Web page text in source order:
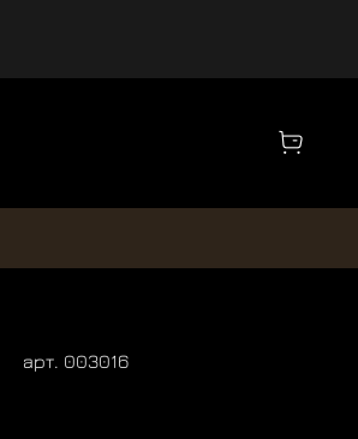
арт. 003016